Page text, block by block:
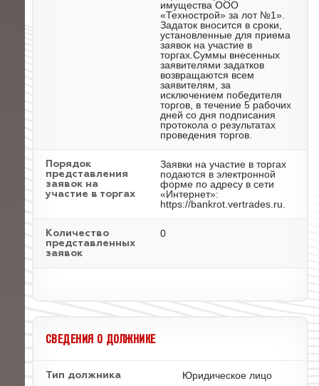
имущества ООО
«Технострой» за лот №1».
Задаток вносится в сроки,
установленные для приема
заявок на участие в
торгах.Суммы внесенных
заявителями задатков
возвращаются всем
заявителям, за
исключением победителя
торгов, в течение 5 рабочих
дней со дня подписания
протокола о результатах
проведения торгов.
Порядок
представления
заявок на
участие в торгах
Заявки на участие в торгах
подаются в электронной
форме по адресу в сети
«Интернет»:
https://bankrot.vertrades.ru.
Количество
представленных
заявок
0
СВЕДЕНИЯ О ДОЛЖНИКЕ
Тип должника Юридическое лицо